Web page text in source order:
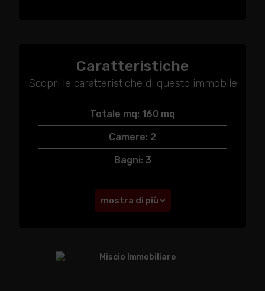
Caratteristiche
Scopri le caratteristiche di questo immobile
Totale mq: 160 mq
Camere: 2
Bagni: 3
mostra di più